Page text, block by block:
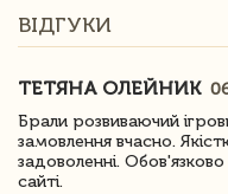
ВІДГУКИ
ТЕТЯНА ОЛЕЙНИК
Брали розвиваючий
замовлення вчасно.
задоволенні.
сайті.